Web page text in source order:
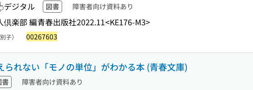
デジタル 図書 障害者向け資料あり
倶楽部 編青春出版社2022.11<KE176-M3>
子） 00267603
られない「モノの単位」がわかる本 (青春文庫)
書 障害者向け資料あり